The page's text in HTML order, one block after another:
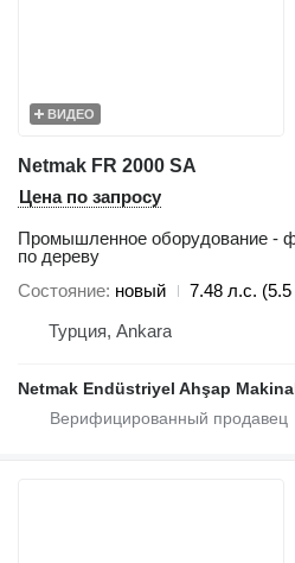
ВИДЕО
Netmak FR 2000 SA
Цена по запросу
Промышленное оборудование -
по дереву
Состояние новый
7.48 л.с. (5.5
Турция, Ankara